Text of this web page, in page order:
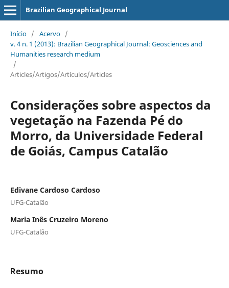
Brazilian Geographical Journal
Início / Acervo /
v. 4 n. 1 (2013): Brazilian Geographical Journal: Geosciences and
Humanities research medium
/
Articles/Artigos/Artículos/Articles
Considerações sobre aspectos da
vegetação na Fazenda Pé do
Morro, da Universidade Federal
de Goiás, Campus Catalão
Edivane Cardoso Cardoso
UFG-Catalão
Maria Inês Cruzeiro Moreno
UFG-Catalão
Resumo